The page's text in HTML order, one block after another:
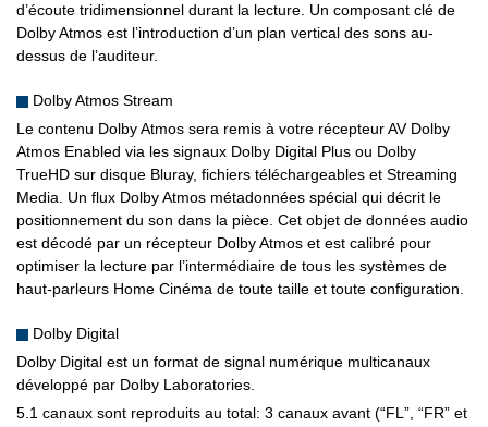
d’écoute tridimensionnel durant la lecture. Un composant clé de
Dolby Atmos est l’introduction d’un plan vertical des sons au-
dessus de l’auditeur.
Dolby Atmos Stream
Le contenu Dolby Atmos sera remis à votre récepteur AV Dolby
Atmos Enabled via les signaux Dolby Digital Plus ou Dolby
TrueHD sur disque Bluray, fichiers téléchargeables et Streaming
Media. Un flux Dolby Atmos métadonnées spécial qui décrit le
positionnement du son dans la pièce. Cet objet de données audio
est décodé par un récepteur Dolby Atmos et est calibré pour
optimiser la lecture par l’intermédiaire de tous les systèmes de
haut-parleurs Home Cinéma de toute taille et toute configuration.
Dolby Digital
Dolby Digital est un format de signal numérique multicanaux
développé par Dolby Laboratories.
5.1 canaux sont reproduits au total: 3 canaux avant (“FL”, “FR” et